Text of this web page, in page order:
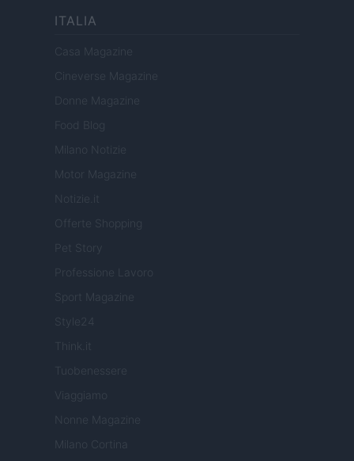
ITALIA
Casa Magazine
Cineverse Magazine
Donne Magazine
Food Blog
Milano Notizie
Motor Magazine
Notizie.it
Offerte Shopping
Pet Story
Professione Lavoro
Sport Magazine
Style24
Tuobenessere
Viaggiamo
Nonne Magazine
Milano Cortina